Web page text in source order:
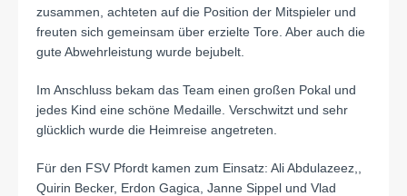
zusammen, achteten auf die Position der Mitspieler und
freuten sich gemeinsam über erzielte Tore. Aber auch die
gute Abwehrleistung wurde bejubelt.
Im Anschluss bekam das Team einen großen Pokal und
jedes Kind eine schöne Medaille. Verschwitzt und sehr
glücklich wurde die Heimreise angetreten.
Für den FSV Pfordt kamen zum Einsatz: Ali Abdulazeez,,
Quirin Becker, Erdon Gagica, Janne Sippel und Vlad